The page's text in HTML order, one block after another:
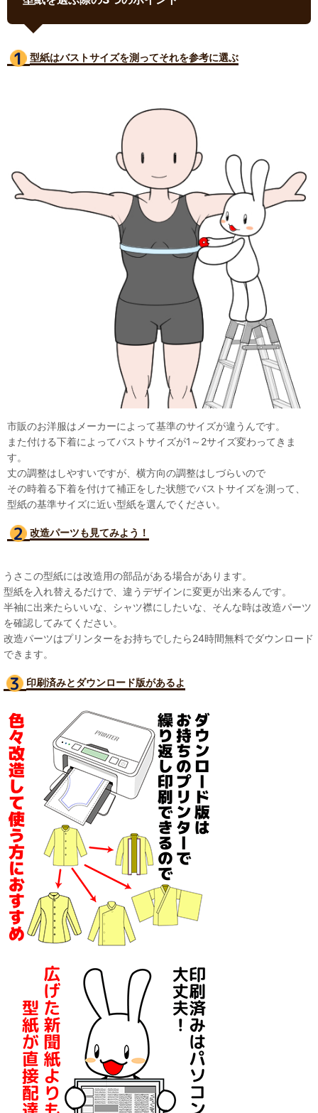
型紙はバストサイズを測ってそれを参考に選ぶ
市販のお洋服はメーカーによって基準のサイズが違うんです。
また付ける下着によってバストサイズが1～2サイズ変わってきま
す。
丈の調整はしやすいですが、横方向の調整はしづらいので
その時着る下着を付けて補正をした状態でバストサイズを測って、
型紙の基準サイズに近い型紙を選んでください。
改造パーツも見てみよう！
うさこの型紙には改造用の部品がある場合があります。
型紙を入れ替えるだけで、違うデザインに変更が出来るんです。
半袖に出来たらいいな、シャツ襟にしたいな、そんな時は改造パーツ
を確認してみてください。
改造パーツはプリンターをお持ちでしたら24時間無料でダウンロード
できます。
印刷済みとダウンロード版があるよ